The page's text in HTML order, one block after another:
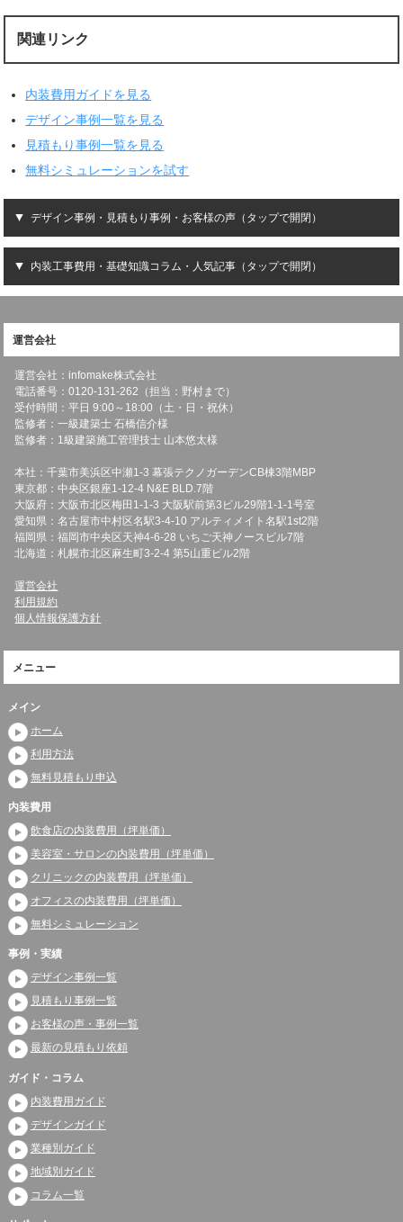
関連リンク
内装費用ガイドを見る
デザイン事例一覧を見る
見積もり事例一覧を見る
無料シミュレーションを試す
デザイン事例・見積もり事例・お客様の声（タップで開閉）
内装工事費用・基礎知識コラム・人気記事（タップで開閉）
運営会社
運営会社：infomake株式会社
電話番号：0120-131-262（担当：野村まで）
受付時間：平日 9:00～18:00（土・日・祝休）
監修者：一級建築士 石橋信介様
監修者：1級建築施工管理技士 山本悠太様
本社：千葉市美浜区中瀬1-3 幕張テクノガーデンCB棟3階MBP
東京都：中央区銀座1-12-4 N&E BLD.7階
大阪府：大阪市北区梅田1-1-3 大阪駅前第3ビル29階1-1-1号室
愛知県：名古屋市中村区名駅3-4-10 アルティメイト名駅1st2階
福岡県：福岡市中央区天神4-6-28 いちご天神ノースビル7階
北海道：札幌市北区麻生町3-2-4 第5山重ビル2階
運営会社
利用規約
個人情報保護方針
メニュー
メイン
ホーム
利用方法
無料見積もり申込
内装費用
飲食店の内装費用（坪単価）
美容室・サロンの内装費用（坪単価）
クリニックの内装費用（坪単価）
オフィスの内装費用（坪単価）
無料シミュレーション
事例・実績
デザイン事例一覧
見積もり事例一覧
お客様の声・事例一覧
最新の見積もり依頼
ガイド・コラム
内装費用ガイド
デザインガイド
業種別ガイド
地域別ガイド
コラム一覧